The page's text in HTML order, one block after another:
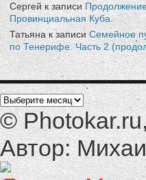
Сергей к записи
Провинциальная Куба.
Татьяна к записи Семейное
по Тенерифе. Часть 2
©
Автор: